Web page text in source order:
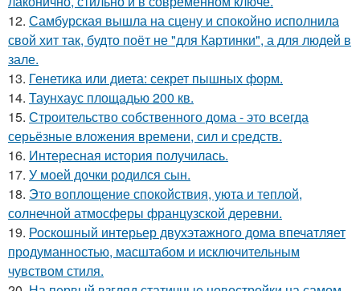
12. Самбурская вышла на сцену и спокойно исполнила
свой хит так, будто поёт не "для Картинки", а для людей в
зале.
13. Генетика или диета: секрет пышных форм.
14. Таунхаус площадью 200 кв.
15. Строительство собственного дома - это всегда
серьёзные вложения времени, сил и средств.
16. Интересная история получилась.
17. У моей дочки родился сын.
18. Это воплощение спокойствия, уюта и теплой,
солнечной атмосферы французской деревни.
19. Роскошный интерьер двухэтажного дома впечатляет
продуманностью, масштабом и исключительным
чувством стиля.